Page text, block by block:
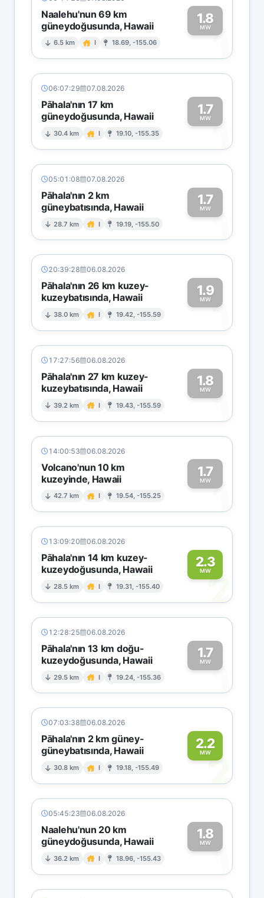
Naalehu'nun 69 km
güneydoğusunda, Hawaii
6.5 km I 18.69, -155.06
1.8
MW1
06:07:29 07.08.2026
Pāhala'nın 17 km
güneydoğusunda, Hawaii
30.4 km I 19.10, -155.35
1.7
MW1
05:01:08 07.08.2026
Pāhala'nın 2 km
güneybatısında, Hawaii
28.7 km I 19.19, -155.50
1.7
MW1
20:39:28 06.08.2026
Pāhala'nın 26 km kuzey-
kuzeybatısında, Hawaii
38.0 km I 19.42, -155.59
1.9
MW1
17:27:56 06.08.2026
Pāhala'nın 27 km kuzey-
kuzeybatısında, Hawaii
39.2 km I 19.43, -155.59
1.8
MW1
14:00:53 06.08.2026
Volcano'nun 10 km
kuzeyinde, Hawaii
42.7 km I 19.54, -155.25
1.7
MW1
13:09:20 06.08.2026
Pāhala'nın 14 km kuzey-
kuzeydoğusunda, Hawaii
28.5 km I 19.31, -155.40
2.3
MW
2
12:28:25 06.08.2026
Pāhala'nın 13 km doğu-
kuzeydoğusunda, Hawaii
29.5 km I 19.24, -155.36
1.7
MW1
07:03:38 06.08.2026
Pāhala'nın 2 km güney-
güneybatısında, Hawaii
30.8 km I 19.18, -155.49
2.2
MW2
05:45:23 06.08.2026
Naalehu'nun 20 km
güneydoğusunda, Hawaii
36.2 km I 18.96, -155.43
1.8
MW1